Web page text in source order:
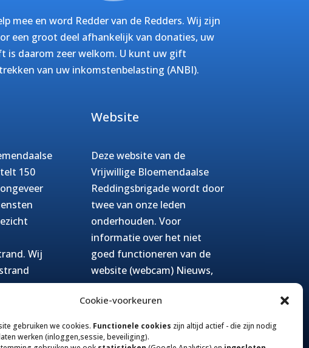
Cookie-voorkeuren
gebruiken we cookies. Functionele cookies zijn altijd actief - die zijn nodig
werken (inloggen,sessie, beveiliging).
mee en word Redder van de Redders. Wij zijn
een groot deel afhankelijk van donaties, uw
is daarom zeer welkom. U kunt uw gift
van uw inkomstenbelasting (ANBI).
150
Wij
en
Website
Deze website van de
Vrijwillige Bloemendaalse
Reddingsbrigade wordt door
twee van onze leden
onderhouden. Voor
informatie over het niet
goed functioneren van de
website (webcam) Nieuws,
foto’s, verbeterpunten en
andere informatie melden.
Website beheer